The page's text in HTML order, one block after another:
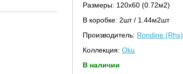
Размеры: 120х60 (0.72м2)
В коробке: 2шт / 1.44м2шт
Производитель: Rondine (Rhs)
Коллекция:Oku
В наличии